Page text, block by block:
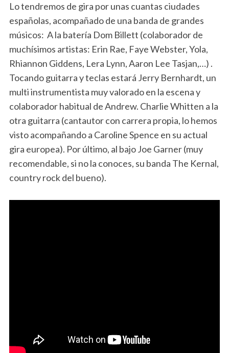
Lo tendremos de gira por unas cuantas ciudades
españolas, acompañado de una banda de grandes
músicos: A la batería Dom Billett (colaborador de
muchísimos artistas: Erin Rae, Faye Webster, Yola,
Rhiannon Giddens, Lera Lynn, Aaron Lee Tasjan,…) .
Tocando guitarra y teclas estará Jerry Bernhardt, un
multi instrumentista muy valorado en la escena y
colaborador habitual de Andrew. Charlie Whitten a la
otra guitarra (cantautor con carrera propia, lo hemos
visto acompañando a Caroline Spence en su actual
gira europea). Por último, al bajo Joe Garner (muy
recomendable, si no la conoces, su banda The Kernal,
country rock del bueno).